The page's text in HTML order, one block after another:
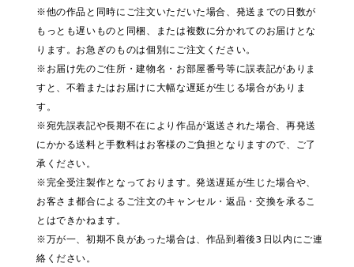
※他の作品と同時にご注文いただいた場合、発送までの日数が
もっとも遅いものと同梱、または複数に分かれてのお届けとな
ります。お急ぎのものは個別にご注文ください。
※お届け先のご住所・建物名・お部屋番号等に誤表記がありま
すと、不着またはお届けに大幅な遅延が生じる場合がありま
す。
※宛先誤表記や長期不在により作品が返送された場合、再発送
にかかる送料と手数料はお客様のご負担となりますので、ご了
承ください。
※完全受注製作となっております。発送遅延が生じた場合や、
お客さま都合によるご注文のキャンセル・返品・交換を承るこ
とはできかねます。
※万が一、初期不良があった場合は、作品到着後3日以内にご連
絡ください。